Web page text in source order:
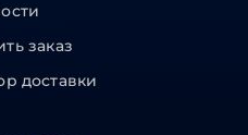
заказ
доставки